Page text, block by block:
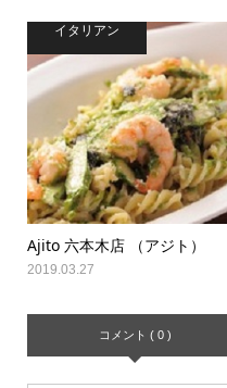
イタリアン
Ajito 六本木店 （アジト）
2019.03.27
コメント ( 0 )